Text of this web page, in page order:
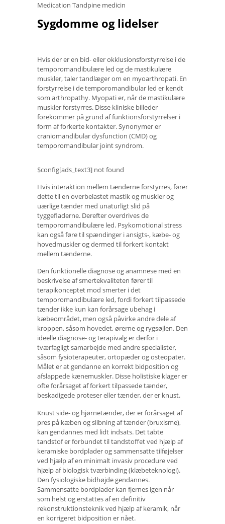
Medication Tandpine medicin
Sygdomme og lidelser
Hvis der er en bid- eller okklusionsforstyrrelse i de
temporomandibulære led og de mastikulære
muskler, taler tandlæger om en myoarthropati. En
forstyrrelse i de temporomandibular led er kendt
som arthropathy. Myopati er, når de mastikulære
muskler forstyrres. Disse kliniske billeder
forekommer på grund af funktionsforstyrrelser i
form af forkerte kontakter. Synonymer er
craniomandibular dysfunction (CMD) og
temporomandibular joint syndrom.
$config[ads_text3] not found
Hvis interaktion mellem tænderne forstyrres, fører
dette til en overbelastet mastik og muskler og
uærlige tænder med unaturligt slid på
tyggefladerne. Derefter overdrives de
temporomandibulære led. Psykomotional stress
kan også føre til spændinger i ansigts-, kæbe- og
hovedmuskler og dermed til forkert kontakt
mellem tænderne.
Den funktionelle diagnose og anamnese med en
beskrivelse af smertekvaliteten fører til
terapikonceptet mod smerter i det
temporomandibulære led, fordi forkert tilpassede
tænder ikke kun kan forårsage ubehag i
kæbeområdet, men også påvirke andre dele af
kroppen, såsom hovedet, ørerne og rygsøjlen. Den
ideelle diagnose- og terapivalg er derfor i
tværfagligt samarbejde med andre specialister,
såsom fysioterapeuter, ortopæder og osteopater.
Målet er at gendanne en korrekt bidposition og
afslappede kænemuskler. Disse holistiske klager er
ofte forårsaget af forkert tilpassede tænder,
beskadigede proteser eller tænder, der er knust.
Knust side- og hjørnetænder, der er forårsaget af
pres på kæben og slibning af tænder (bruxisme),
kan gendannes med lidt indsats. Det tabte
tandstof er forbundet til tandstoffet ved hjælp af
keramiske bordplader og sammensatte tilføjelser
ved hjælp af en minimalt invasiv procedure ved
hjælp af biologisk tværbinding (klæbeteknologi).
Den fysiologiske bidhøjde gendannes.
Sammensatte bordplader kan fjernes igen når
som helst og erstattes af en definitiv
rekonstruktionsteknik ved hjælp af keramik, når
en korrigeret bidposition er nået.